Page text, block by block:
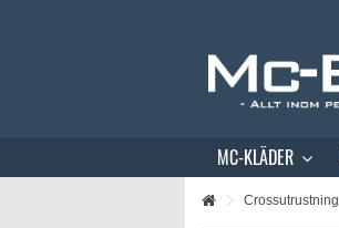
MC-KLÄDER
Crossutrustning